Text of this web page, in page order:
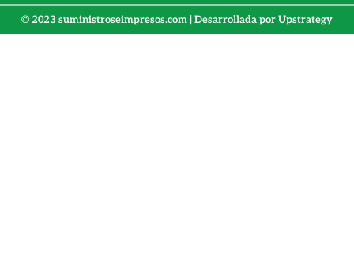
© 2023 suministroseimpresos.com | Desarrollada porUpstrategy